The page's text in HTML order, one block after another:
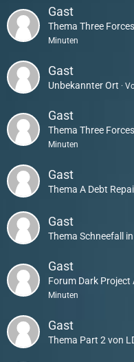
Gast
Thema Three
Minuten
Gast
Unbekannter Ort
Gast
Thema Three
Minuten
Gast
Thema A Debt
Gast
Thema Schneefall
Gast
Forum Dark Project
Minuten
Gast
Thema Part 2 von